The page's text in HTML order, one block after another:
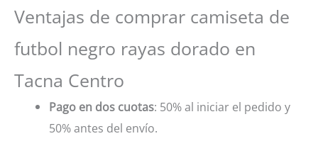
Ventajas de comprar camiseta de
futbol negro rayas dorado en
Tacna Centro
Pago en dos cuotas: 50% al iniciar el pedido y
50% antes del envío.